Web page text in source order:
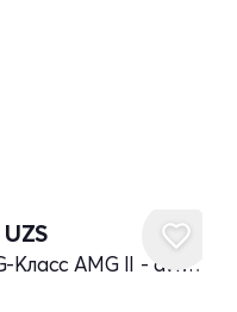
UZS
Mercedes-Benz G-Класс AMG II - avlod restayling